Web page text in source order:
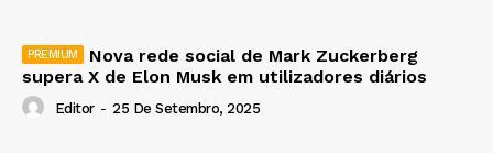
Nova rede social de Mark Zuckerberg
supera X de Elon Musk em utilizadores diários
Editor - 25 De Setembro, 2025